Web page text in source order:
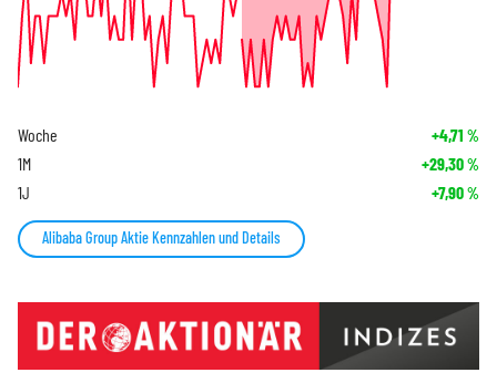
Woche +4,71 %
1M +29,30%
1J +7,90%
Alibaba Group Aktie Kennzahlen und Details